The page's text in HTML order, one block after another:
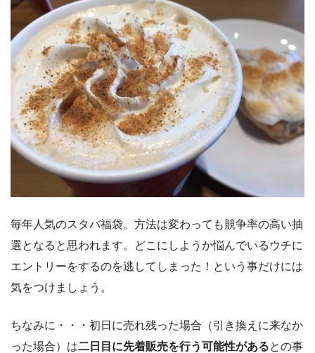
毎年人気のスタバ福袋。方法は変わっても競争率の高い抽
選となると思われます。どこにしようか悩んでいるウチに
エントリーをするのを逃してしまった！という事だけには
気をつけましょう。
ちなみに・・・初日に売れ残った場合（引き換えに来なか
った場合）は二日目に先着販売を行う可能性があるとの事